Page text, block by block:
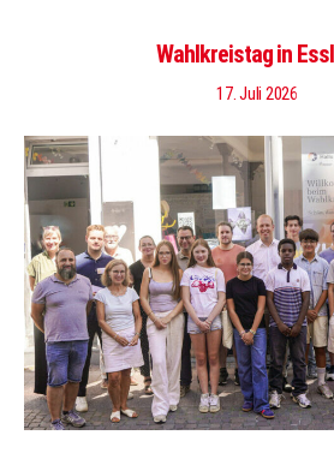
Wahlkreistag in
17. Juli 2026